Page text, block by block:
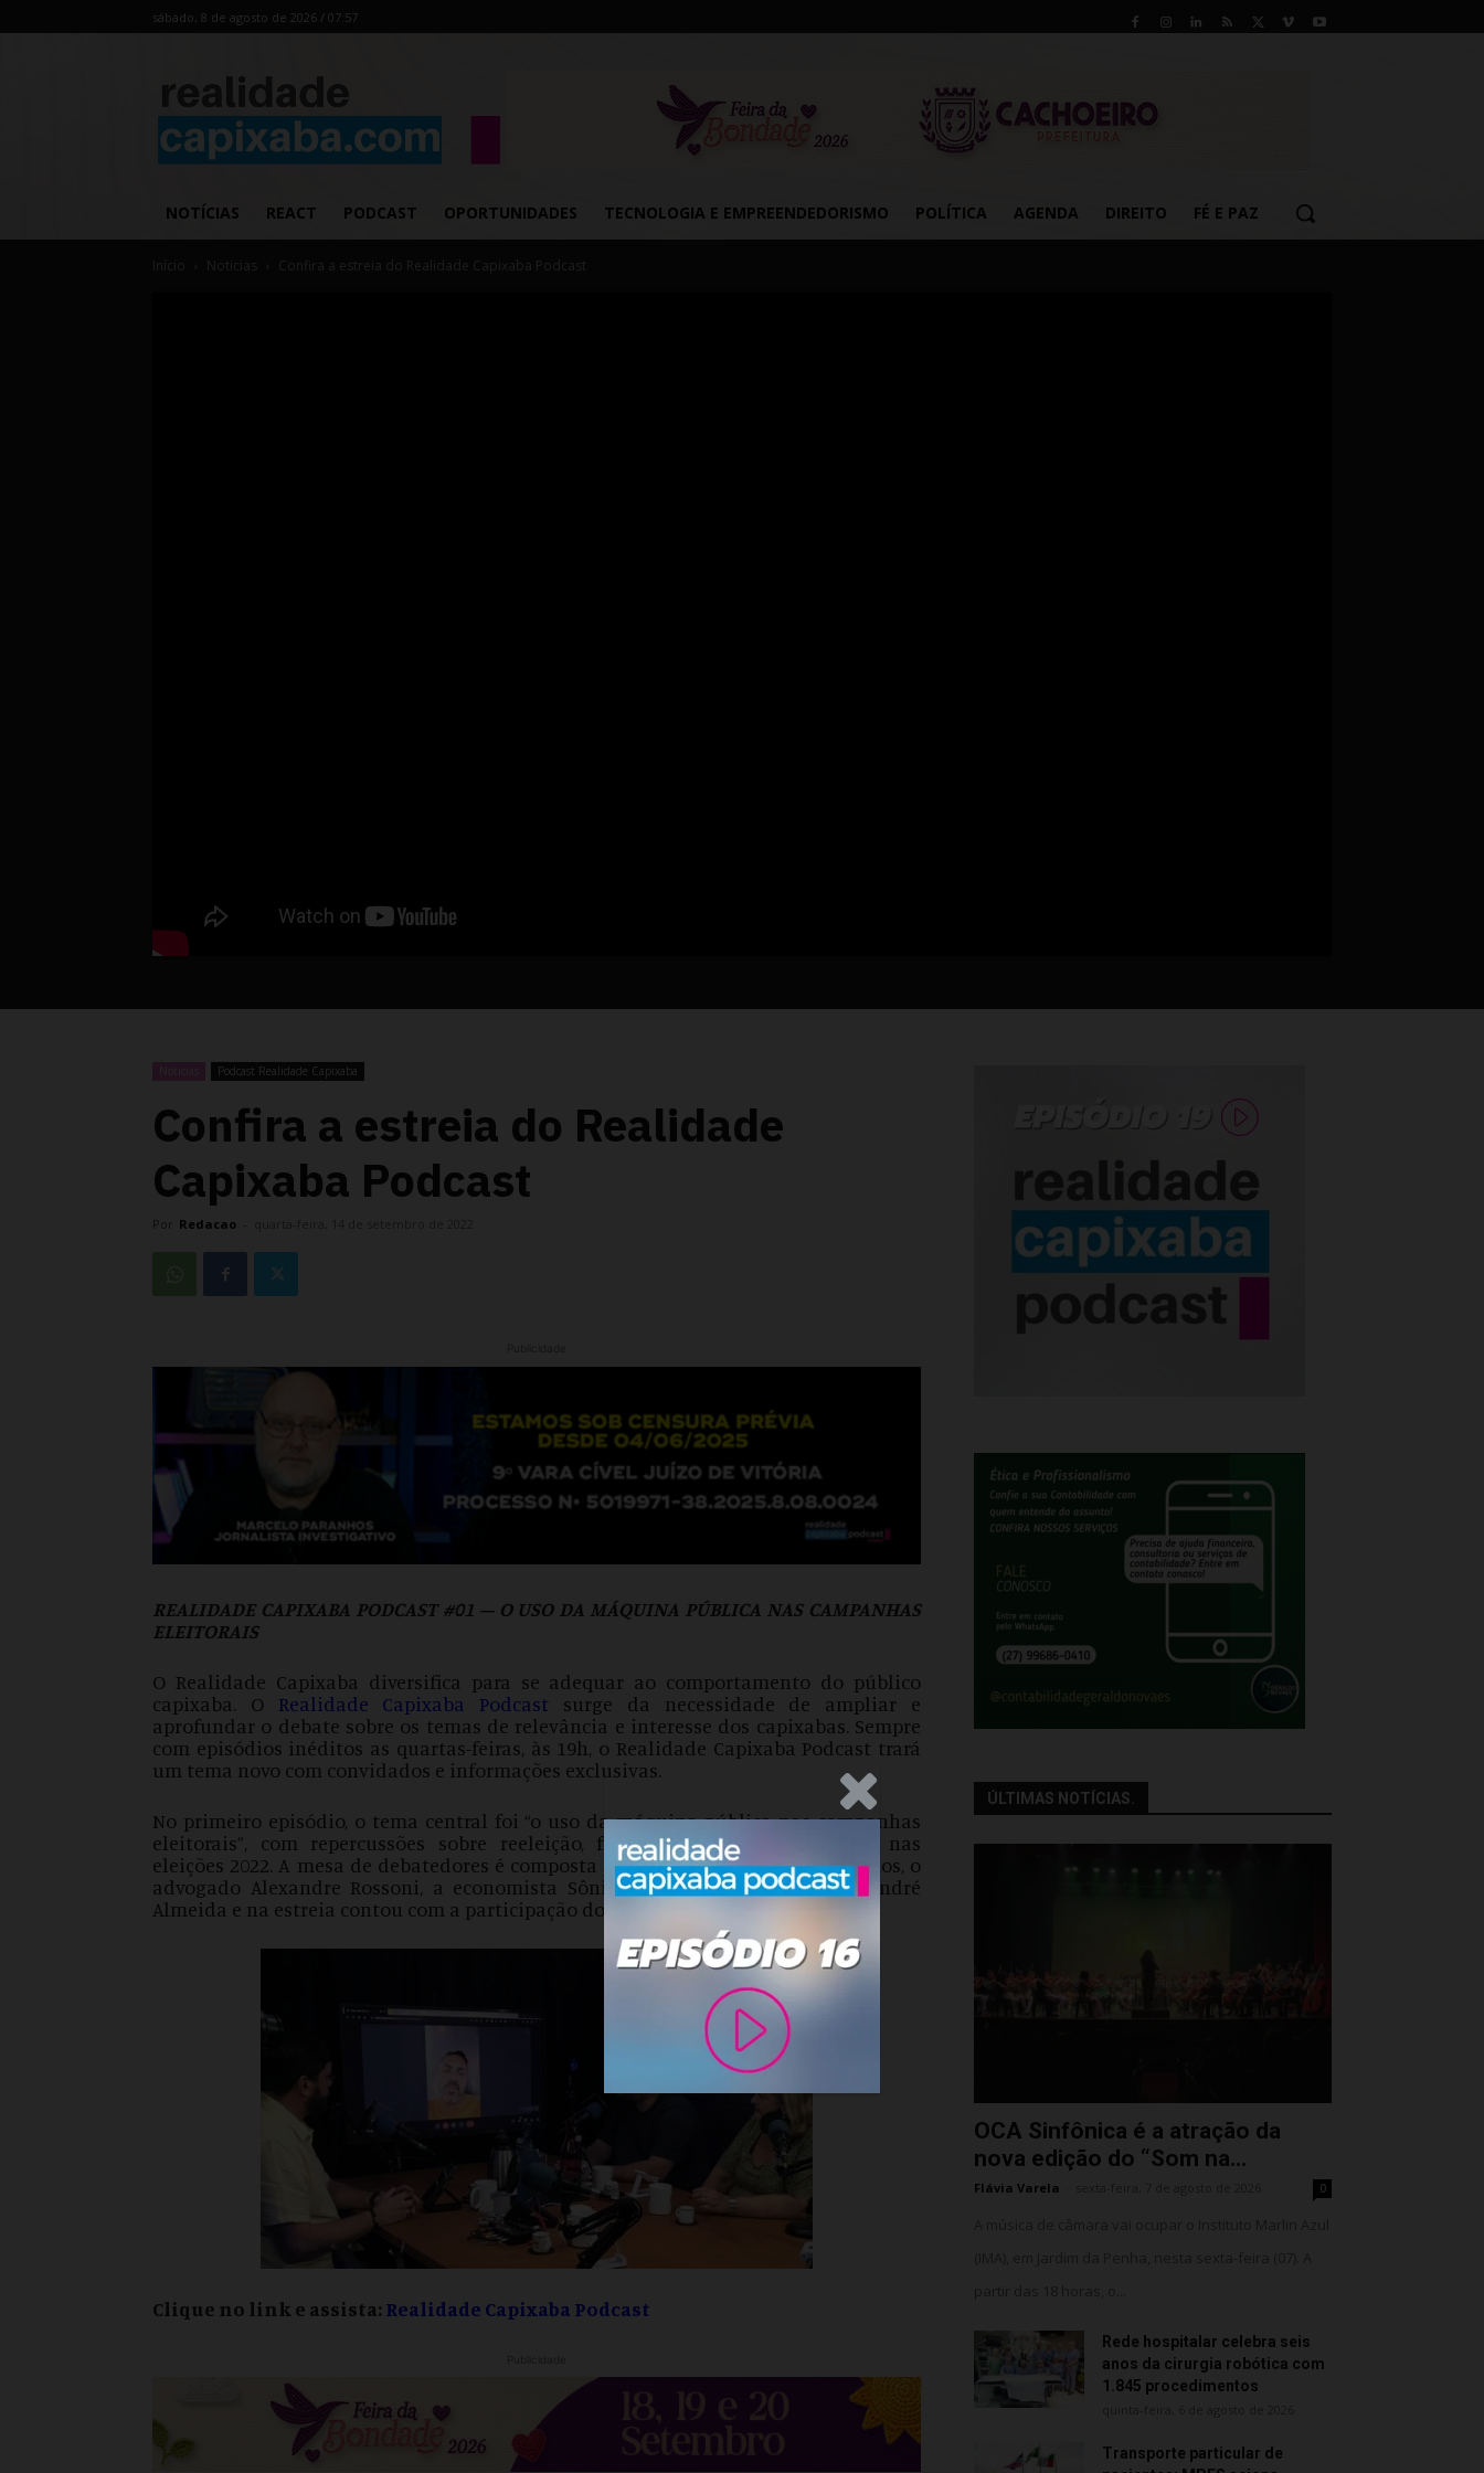
sábado, 8 de agosto de 2026 / 07:57
NOTÍCIAS REACT PODCAST OPORTUNIDADES TECNOLOGIA E EMPREENDEDORISMO POLÍTICA AGENDA DIREITO FÉ E PAZ
Início Noticias Confira a estreia do Realidade Capixaba Podcast
Podcast Realidade Capixaba
Confira a estreia do Realidade
Capixaba Podcast
Por Redacao
REALIDADE CAPIXABA PODCAST #01 – O USO DA MÁQUINA PÚBLICA NAS CAMPANHAS
ELEITORAIS
O Realidade Capixaba diversifica para se adequar ao comportamento do público
capixaba. O Realidade Capixaba Podcast surge da necessidade de ampliar e
aprofundar o debate sobre os temas de relevância e interesse dos capixabas. Sempre
com episódios inéditos as quartas-feiras, às 19h, o Realidade Capixaba Podcast trará
um tema novo com convidados e informações exclusivas.
No primeiro episódio, o tema central foi “o uso da máquina pública nas campanhas
eleitorais”, com repercussões sobre reeleição, fundo partidário, polarização nas
eleições 2022. A mesa de debatedores é composta pelo jornalista Marcelo Paranhos, o
advogado Alexandre Rossoni, a economista Sônia Dalcomuni e o professor André
Almeida e na estreia contou com a participação do economista Tyago Hoffmann.
Clique no link e assista: Realidade Capixaba Podcast
ÚLTIMAS NOTÍCIAS.
OCA Sinfônica é a atração da
nova edição do “Som na...
Flávia Varela 0
Rede hospitalar celebra seis
anos da cirurgia robótica com
1.845 procedimentos
Transporte particular de